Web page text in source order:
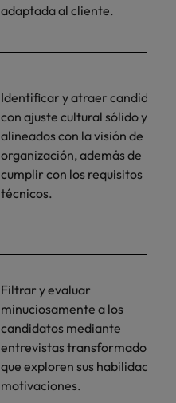
adaptada al cliente.
Identificar y atraer candidatos
con ajuste cultural sólido y
alineados con la visión de la
organización, además de
cumplir con los requisitos
técnicos.
Filtrar y evaluar
minuciosamente a los
candidatos mediante
entrevistas transformadoras
que exploren sus habilidades y
motivaciones.